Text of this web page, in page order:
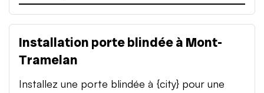
Installation porte blindée à Mont-
Tramelan
Installez une porte blindée à {city} pour une